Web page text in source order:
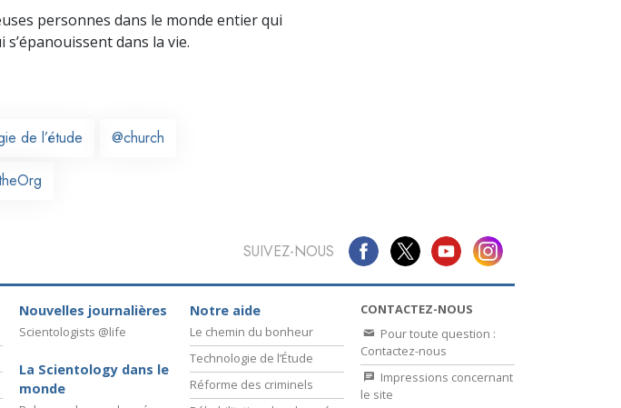
personnes dans le monde entier qui
dans la vie.
de l’étude @church
SUIVEZ-NOUS
Nouvelles journalières
Scientologists @life
La Scientology dans le
monde
Notre aide
Le chemin du bonheur
Technologie de l’Étude
Réforme des criminels
CONTACTEZ-NOUS
Pour toute question :
Contactez-nous
Impressions concernant
le site